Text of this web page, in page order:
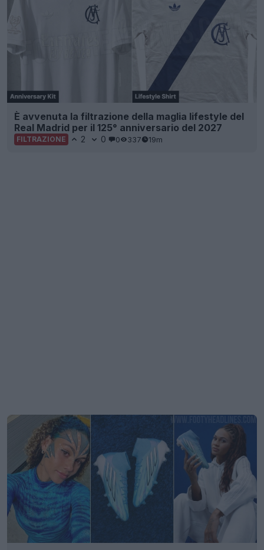
È avvenuta la filtrazione della maglia lifestyle del
Real Madrid per il 125° anniversario del 2027
FILTRAZIONE 2 0 0 337 19m